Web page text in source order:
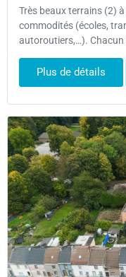
Très beaux terrains (2)
commodités (écoles,
autoroutiers,…). Chacun
Plus de détails